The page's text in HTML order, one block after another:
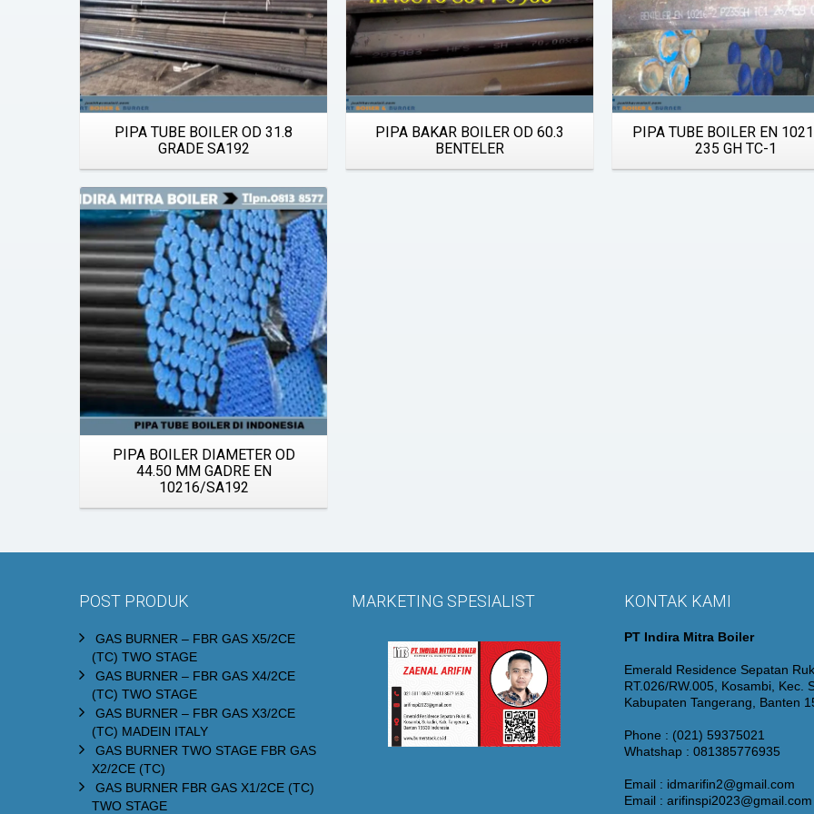
PIPA TUBE BOILER OD 31.8
GRADE SA192
PIPA BAKAR BOILER OD 60.3
BENTELER
PIPA TUBE BOILER EN
235 GH TC-1
Details
PIPA BOILER DIAMETER OD
44.50 MM GADRE EN
10216/SA192
POST PRODUK
GAS BURNER – FBR GAS X5/2CE
(TC) TWO STAGE
GAS BURNER – FBR GAS X4/2CE
(TC) TWO STAGE
GAS BURNER – FBR GAS X3/2CE
(TC) MADEIN ITALY
GAS BURNER TWO STAGE FBR GAS
X2/2CE (TC)
GAS BURNER FBR GAS X1/2CE (TC)
TWO STAGE
MARKETING SPESIALIST KONTAK KAMI
PT Indira Mitra Boiler
Emerald Residence Sepatan
RT.026/RW.005, Kosambi, Kec.
Kabupaten Tangerang, Banten
Phone : (021) 59375021
Whatshap : 081385776935
Email : idmarifin2@gmail.com
Email : arifinspi2023@gmail.com